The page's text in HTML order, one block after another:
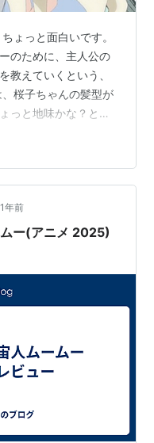
ょっと面白いです。
のために、主人公の
教えていくという、
桜子ちゃんの髪型が
っと地味かな？と思
した。特に部長はい
の匂いがします。 他
グ参加中アニメ
1年前
(アニメ 2025)